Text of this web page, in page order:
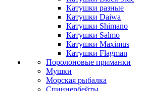
Катушки разные
Катушки Daiwa
Катушки Shimano
Катушки Salmo
Катушки Maximus
Катушки Flagman
Поролоновые приманки
Мушки
Морская рыбалка
Спиннербейты